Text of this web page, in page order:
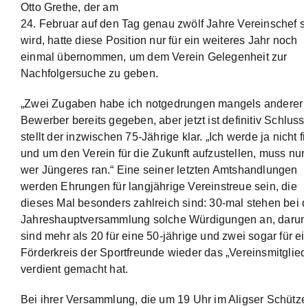
Otto Grethe, der am
24. Februar auf den Tag genau zwölf Jahre Vereinschef
wird, hatte diese Position nur für ein weiteres Jahr noch
einmal übernommen, um dem Verein Gelegenheit zur
Nachfolgersuche zu geben.
„Zwei Zugaben habe ich notgedrungen mangels anderer
Bewerber bereits gegeben, aber jetzt ist definitiv
stellt der inzwischen 75-Jährige klar. „Ich werde ja nicht
und um den Verein für die Zukunft aufzustellen, muss
wer Jüngeres ran.“ Eine seiner letzten Amtshandlungen
werden Ehrungen für langjährige Vereinstreue sein, die
dieses Mal besonders zahlreich sind: 30-mal stehen bei
Jahreshauptversammlung solche Würdigungen an,
sind mehr als 20 für eine 50-jährige und zwei sogar für
Förderkreis der Sportfreunde wieder das
verdient gemacht hat.
Bei ihrer Versammlung, die um 19 Uhr im Aligser